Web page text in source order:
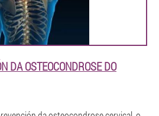
DA OSTEOCONDROSE DO